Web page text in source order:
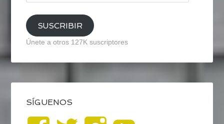
email
SUSCRIBIR
Únete a otros 127K suscriptores
SÍGUENOS